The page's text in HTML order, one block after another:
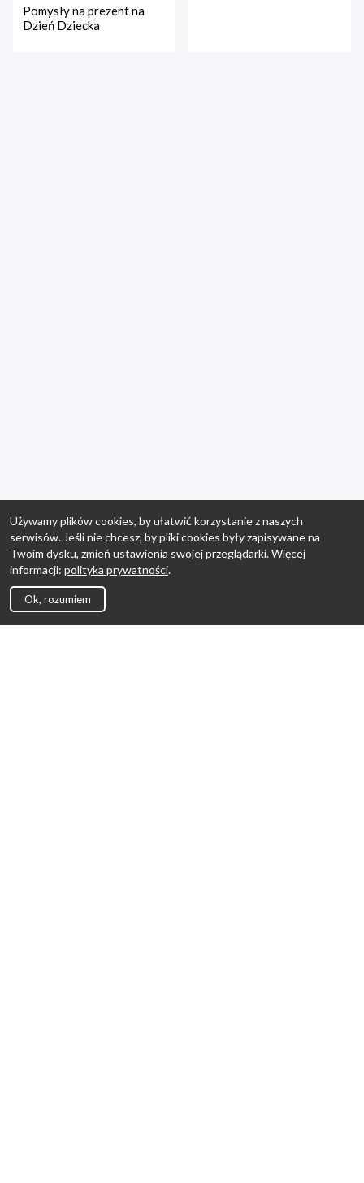
Pomysły na prezent na
Dzień Dziecka
Używamy plików cookies, by ułatwić korzystanie z naszych
serwisów. Jeśli nie chcesz, by pliki cookies były zapisywane na
Twoim dysku, zmień ustawienia swojej przeglądarki. Więcej
informacji: polityka prywatności.
Ok, rozumiem